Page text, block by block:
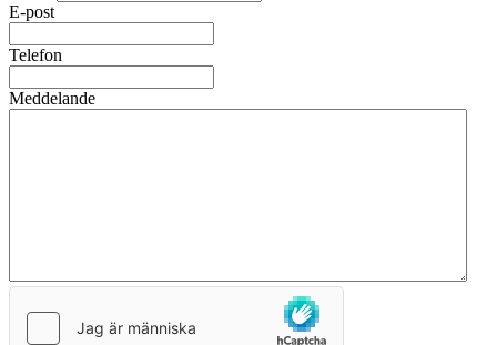
E-post
Telefon
Meddelande